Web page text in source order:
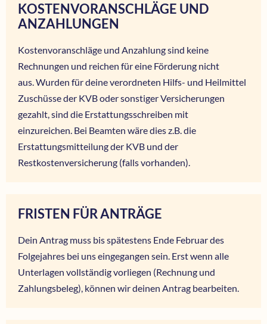
KOSTENVORANSCHLÄGE UND
ANZAHLUNGEN
Kostenvoranschläge und Anzahlung sind keine
Rechnungen und reichen für eine Förderung nicht
aus. Wurden für deine verordneten Hilfs- und Heilmittel
Zuschüsse der KVB oder sonstiger Versicherungen
gezahlt, sind die Erstattungsschreiben mit
einzureichen. Bei Beamten wäre dies z.B. die
Erstattungsmitteilung der KVB und der
Restkostenversicherung (falls vorhanden).
FRISTEN FÜR ANTRÄGE
Dein Antrag muss bis spätestens Ende Februar des
Folgejahres bei uns eingegangen sein. Erst wenn alle
Unterlagen vollständig vorliegen (Rechnung und
Zahlungsbeleg), können wir deinen Antrag bearbeiten.